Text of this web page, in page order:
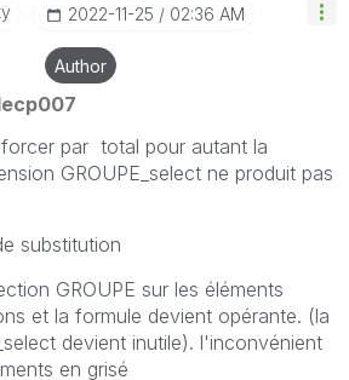
‎2022-11-25 02:36 AM
Author
par total pour autant la
GROUPE_select ne produit pas
substitution
GROUPE sur les éléments
et la formule devient opérante. (la
devient inutile). l'inconvénient
en grisé